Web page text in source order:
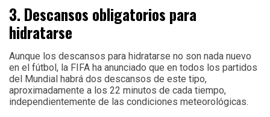
3. Descansos obligatorios para
hidratarse
Aunque los descansos para hidratarse no son nada nuevo
en el fútbol, la FIFA ha anunciado que en todos los partidos
del Mundial habrá dos descansos de este tipo,
aproximadamente a los 22 minutos de cada tiempo,
independientemente de las condiciones meteorológicas.